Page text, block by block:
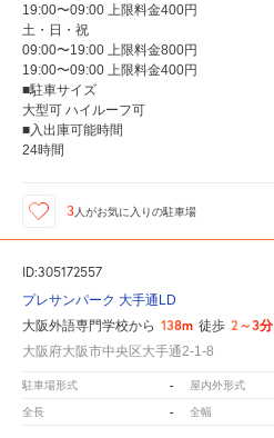
19:00〜09:00 上限料金400円
土・日・祝
09:00〜19:00 上限料金800円
19:00〜09:00 上限料金400円
■駐車サイズ
大型可 ハイルーフ可
■入出庫可能時間
24時間
3人がお気に入りの駐車場
ID:305172557
プレサンパーク 大手通LD
大阪外語専門学校から 138m 徒歩 2～3分
大阪府大阪市中央区大手通2-1-8
駐車場形式 - 屋内外形式
全長 - 全幅